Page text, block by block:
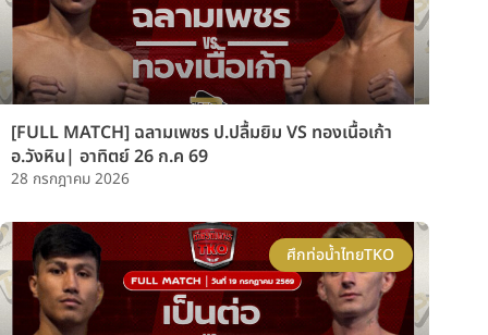
[FULL MATCH] ฉลามเพชร ป.ปลื้มยิม VS ทองเนื้อเก้า
อ.วังหิน| อาทิตย์ 26 ก.ค 69
28 กรกฎาคม 2026
ศึกท่อน้ำไทยTKO